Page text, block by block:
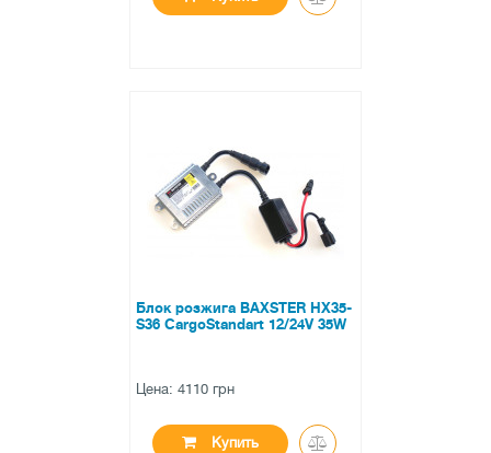
0 отзывов
Блок розжига BAXSTER HX35-
S36 CargoStandart 12/24V 35W
Цена: 4110 грн
Купить